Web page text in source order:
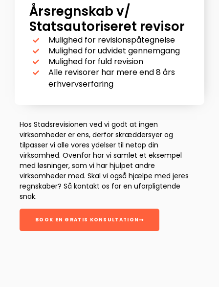
Årsregnskab v/
Statsautoriseret revisor
Mulighed for revisionspåtegnelse
Mulighed for udvidet gennemgang
Mulighed for fuld revision
Alle revisorer har mere end 8 års
erhvervserfaring​
Hos Stadsrevisionen ved vi godt at ingen
virksomheder er ens, derfor skræddersyer og
tilpasser vi alle vores ydelser til netop din
virksomhed. Ovenfor har vi samlet et eksempel
med løsninger, som vi har hjulpet andre
virksomheder med. Skal vi også hjælpe med jeres
regnskaber? Så kontakt os for en uforpligtende
snak.
BOOK EN GRATIS KONSULTATION